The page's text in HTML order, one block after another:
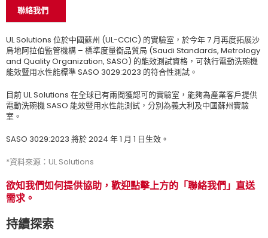
聯絡我們
UL Solutions 位於中國蘇州 (UL-CCIC) 的實驗室，於今年 7 月再度拓展沙
烏地阿拉伯監管機構 – 標準度量衡品質局 (Saudi Standards, Metrology
and Quality Organization, SASO) 的能效測試資格，可執行電動洗碗機
能效暨用水性能標準 SASO 3029:2023 的符合性測試。
目前 UL Solutions 在全球已有兩間獲認可的實驗室，能夠為產業客戶提供
電動洗碗機 SASO 能效暨用水性能測試，分別為義大利及中國蘇州實驗
室。
SASO 3029:2023 將於 2024 年 1 月 1 日生效。
*資料來源：UL Solutions
欲知我們如何提供協助，歡迎點擊上方的「聯絡我們」直送
需求。
持續探索